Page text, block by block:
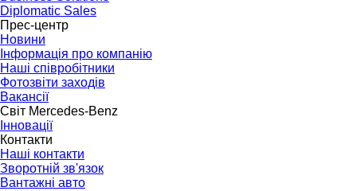
Diplomatic Sales
Прес-центр
Новини
Інформація про компанію
Наші співробітники
Фотозвіти заходів
Вакансії
Світ Mercedes-Benz
Інновації
Контакти
Наші контакти
Зворотній зв'язок
Вантажні авто